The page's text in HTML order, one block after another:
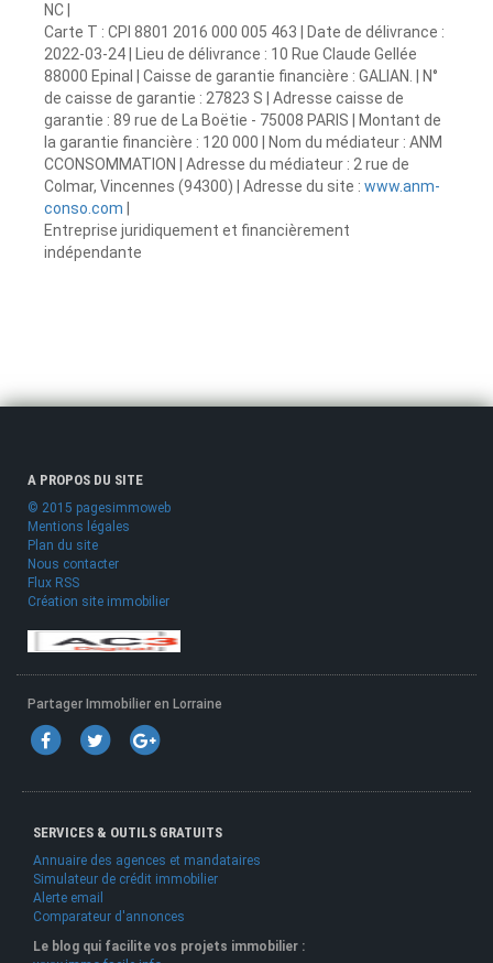
NC |
Carte T : CPI 8801 2016 000 005 463 | Date de délivrance :
2022-03-24 | Lieu de délivrance : 10 Rue Claude Gellée
88000 Epinal | Caisse de garantie financière : GALIAN. | N°
de caisse de garantie : 27823 S | Adresse caisse de
garantie : 89 rue de La Boëtie - 75008 PARIS | Montant de
la garantie financière : 120 000 | Nom du médiateur : ANM
CCONSOMMATION | Adresse du médiateur : 2 rue de
Colmar, Vincennes (94300) | Adresse du site : www.anm-
conso.com
Entreprise juridiquement et financièrement
indépendante
A PROPOS DU SITE
© 2015 pagesimmoweb
Mentions légales
Plan du site
Nous contacter
Flux RSS
Création site immobilier
Partager Immobilier en Lorraine
SERVICES & OUTILS GRATUITS
Annuaire des agences et mandataires
Simulateur de crédit immobilier
Alerte email
Comparateur d'annonces
Le blog qui facilite vos projets immobilier :